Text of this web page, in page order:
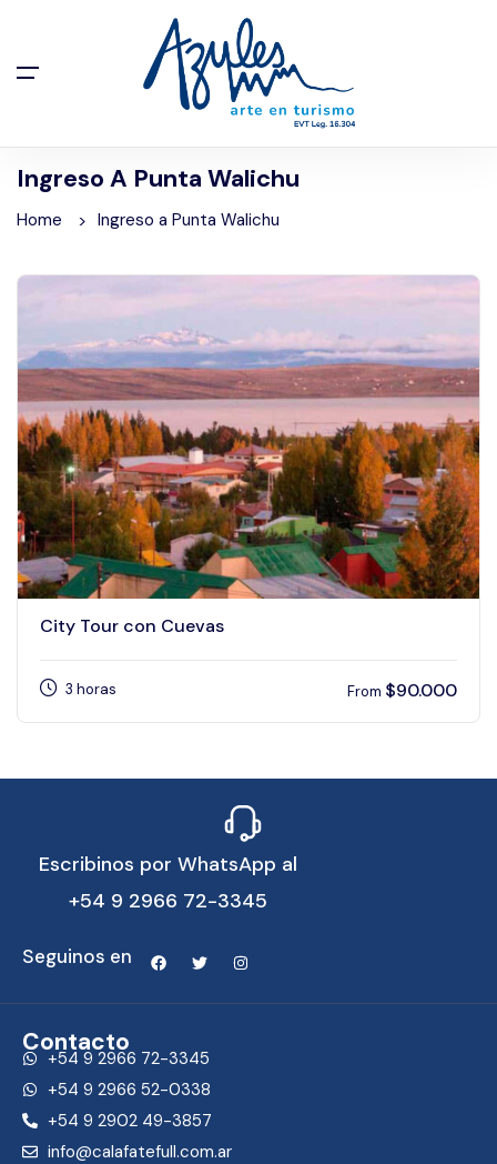
Ingreso A Punta Walichu
Home Ingreso a Punta Walichu
City Tour con Cuevas
3 horas From $90.000
Escribinos por WhatsApp al
+54 9 2966 72-3345
Seguinos en
Contacto
+54 9 2966 72-3345
+54 9 2966 52-0338
+54 9 2902 49-3857
info@calafatefull.com.ar